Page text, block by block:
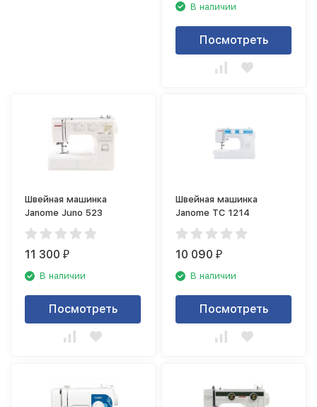
В наличии
Посмотреть
Швейная машинка
Janome Juno 523
11 300₽
В наличии
Посмотреть
Швейная машинка
Janome TC 1214
10 090₽
В наличии
Посмотреть